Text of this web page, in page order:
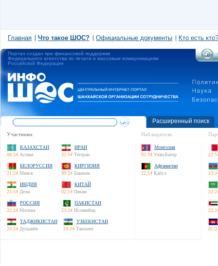
Главная Что такое ШОС? Официальные документы Кто есть кто?
Портал создан при финансовой поддержке
Федерального агентства по печати и массовым коммуникациям
Российской Федерации
Расширенный поиск
Участники:
КАЗАХСТАН
00:24 Астана
ИРАН
22:54 Тегеран
БЕЛОРУССИЯ
21:24 Минск
КИРГИЗИЯ
00:24 Бишкек
ИНДИЯ
23:54 Дели
КИТАЙ
02:24 Пекин
РОССИЯ
22:24 Москва
ПАКИСТАН
23:24 Исламабад
ТАДЖИКИСТАН
23:24 Душанбе
УЗБЕКИСТАН
23:24 Ташкент
Наблюдатели:
Монголия
02:24 Улан-Батор
Афганистан
22:54 Кабул